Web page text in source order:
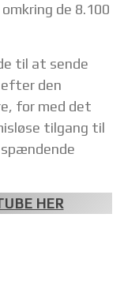
de 8.100
til at sende
den
for med det
tilgang til
spændende
HER